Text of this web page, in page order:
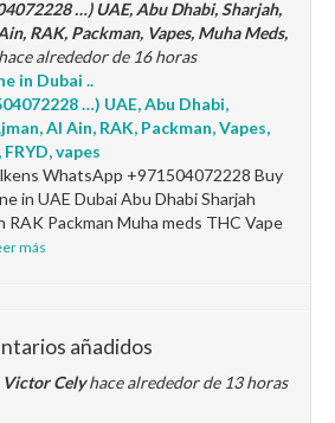
…) UAE, Abu Dhabi, Sharjah,
RAK, Packman, Vapes, Muha Meds,
alrededor de 16 horas
in Dubai ..
…) UAE, Abu Dhabi,
Al Ain, RAK, Packman, Vapes,
vapes
WhatsApp +971504072228 Buy
in UAE Dubai Abu Dhabi Sharjah
RAK Packman Muha meds THC Vape
más
añadidos
Victor Celyhace alrededor de 13 horas